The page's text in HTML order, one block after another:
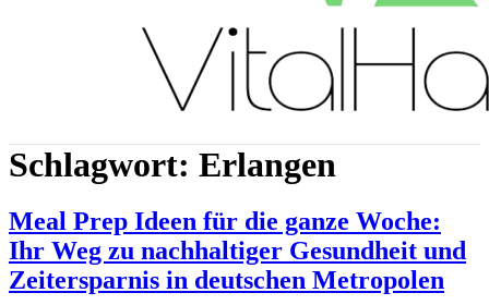
Schlagwort: Erlangen
Meal Prep Ideen für die ganze Woche:
Ihr Weg zu nachhaltiger Gesundheit und
Zeitersparnis in deutschen Metropolen